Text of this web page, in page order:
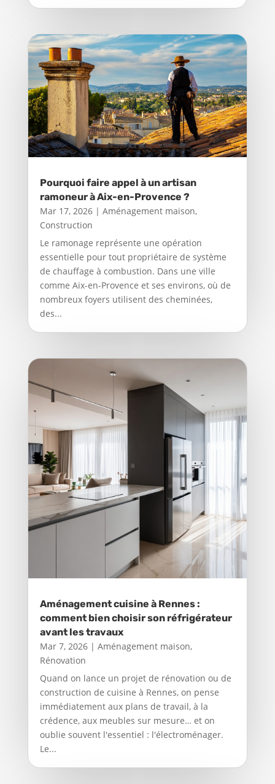
Pourquoi faire appel à un artisan
ramoneur à Aix-en-Provence ?
Mar 17, 2026| Aménagement maison,
Construction
Le ramonage représente une opération
essentielle pour tout propriétaire de système
de chauffage à combustion. Dans une ville
comme Aix-en-Provence et ses environs, où de
nombreux foyers utilisent des cheminées,
des...
Aménagement cuisine à Rennes :
comment bien choisir son réfrigérateur
avant les travaux
Mar 7, 2026| Aménagement maison,
Rénovation
Quand on lance un projet de rénovation ou de
construction de cuisine à Rennes, on pense
immédiatement aux plans de travail, à la
crédence, aux meubles sur mesure… et on
oublie souvent l'essentiel : l'électroménager.
Le...